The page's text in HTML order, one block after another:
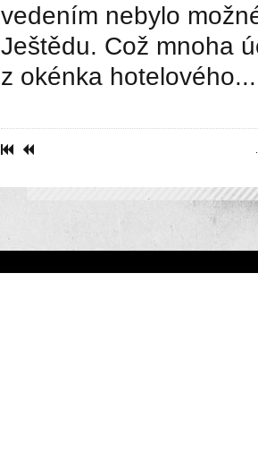
vedením nebylo
Ještědu. Což mnoha
z okénka hotelového...